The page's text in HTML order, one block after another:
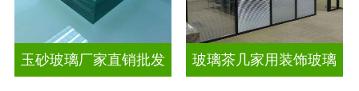
玉砂玻璃厂家直销批发 玻璃茶几家用装饰玻璃